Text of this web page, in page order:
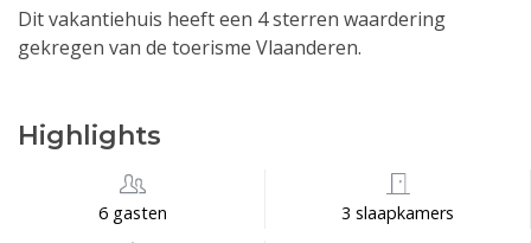
Dit vakantiehuis heeft een 4 sterren waardering
gekregen van de toerisme Vlaanderen.
Highlights
6 gasten 3 slaapkamers